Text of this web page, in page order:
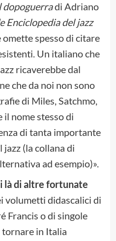
dopoguerradi Adriano
Enciclopedia del jazz
spesso di citare
Un italiano che
ricaverebbe dal
che da noi non sono
di Miles, Satchmo,
il nome stesso di
di tanta importante
(la collana di
ad esempio)».
là di altre fortunate
volumetti didascalici di
Francis o di singole
tornare in Italia